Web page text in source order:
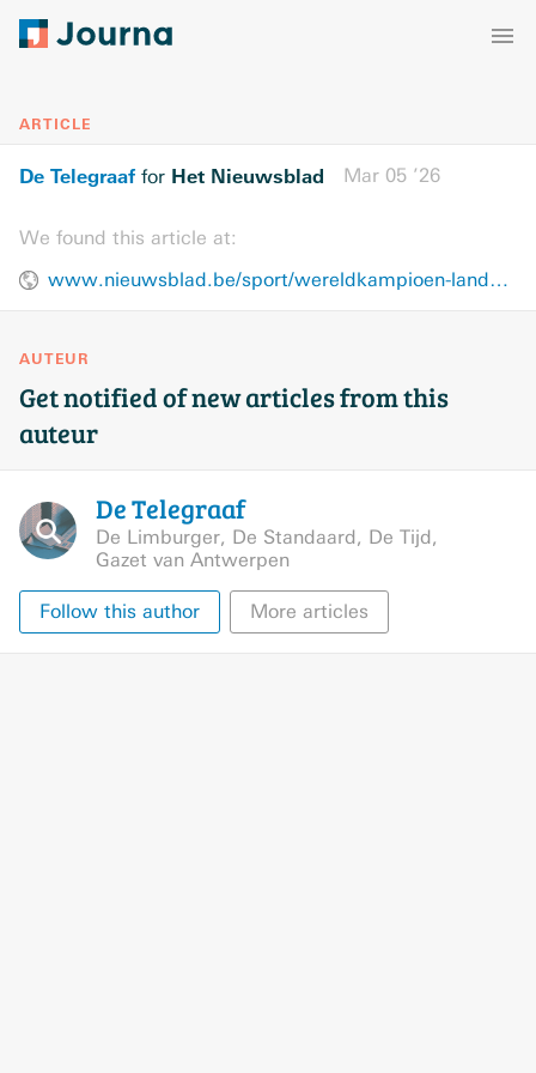
ARTICLE
De Telegraaf for Het Nieuwsblad Mar 05 ’26
We found this article at:
www.nieuwsblad.be/sport/wereldkampioen-lando-norris-twijfelt-aan-pure-snelheid-mclaren-niet-vol-vertrouwen-dat-we-gaan-winnen/139479453.html
AUTEUR
Get notified of new articles from this
auteur
DeTelegraaf
De Limburger, De Standaard, De Tijd,
Gazet van Antwerpen
Follow this author More articles